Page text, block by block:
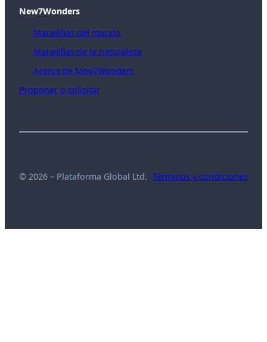
New7Wonders
Maravillas del mundo
Maravillas de la naturaleza
Acerca de New7Wonders
Proponer o solicitar
© 2026 – Plataforma Global Ltd. Términos y condiciones